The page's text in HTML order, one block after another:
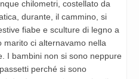
chilometri, costellato da
durante, il cammino, si
fiabe e sculture di legno a
ci alternavamo nella
I bambini non si sono neppure
perché si sono